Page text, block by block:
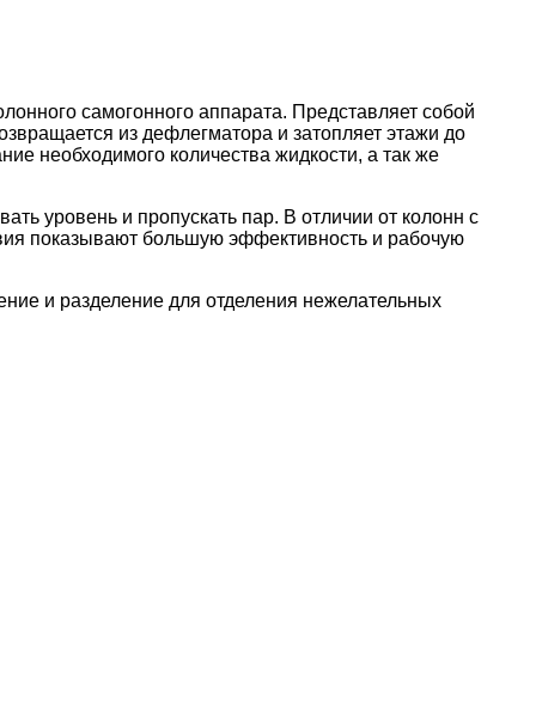
самогонного аппарата. Представляет собой
из дефлегматора и затопляет этажи до
необходимого количества жидкости, а так же
уровень и пропускать пар. В отличии от колонн с
показывают большую эффективность и рабочую
и разделение для отделения нежелательных